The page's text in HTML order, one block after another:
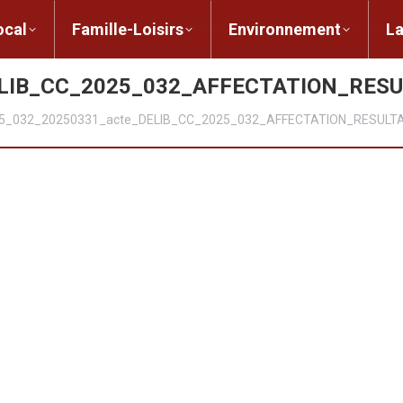
local Famille-Loisirs Environnement
Famille-Loisirs Environnement